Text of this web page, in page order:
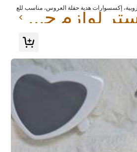
إكسسوارات هدية حفلة العروس، مناسب للع
في بوليستر لوازم حفلات الزفاف
في بوليستر لوازم حفلات الزفاف
في بوليستر لوازم حفلات الزفاف